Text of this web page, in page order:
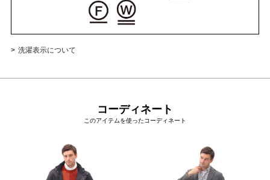
洗濯表示について
コーディネート
このアイテムを使ったコーディネート